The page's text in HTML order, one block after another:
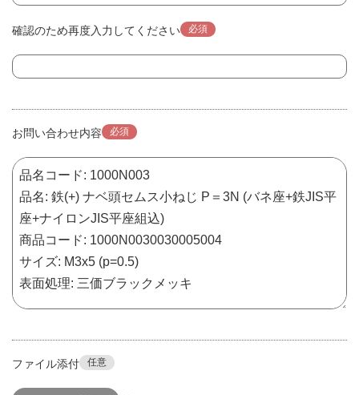
確認のため再度入力してください 必須
お問い合わせ内容 必須
ファイル添付 任意